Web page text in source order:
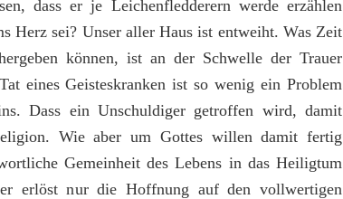
dass er je Leichenfledderern werde erzählen
Herz sei? Unser aller Haus ist entweiht. Was Zeit
können, ist an der Schwelle der Trauer
eines Geisteskranken ist so wenig ein Problem
Dass ein Unschuldiger getroffen wird, damit
Wie aber um Gottes willen damit fertig
Gemeinheit des Lebens in das Heiligtum
erlöst nur die Hoffnung auf den vollwertigen